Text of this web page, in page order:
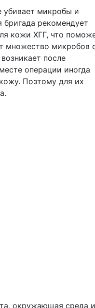
убивает микробы и
рекомендует
кожи ХГГ, что
множество микробов
после
операции иногда
Поэтому для их
окружающая среда и